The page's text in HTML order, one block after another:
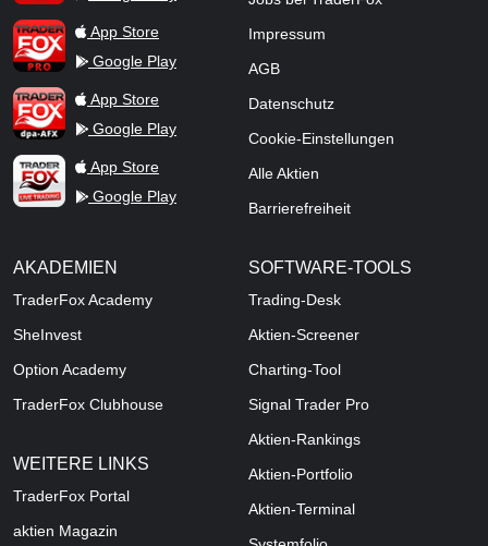
TraderFox ProApp Store
Google Play
TraderFox dpa-AFX ProFeed
App Store
Google Play
TraderFox Live Trading
App Store
Google Play
Impressum
AGB
Datenschutz
Cookie-Einstellungen
Alle Aktien
Barrierefreiheit
AKADEMIEN
TraderFox Academy
SheInvest
Option Academy
TraderFox Clubhouse
WEITERE LINKS
TraderFox Portal
aktien Magazin
SOFTWARE-TOOLS
Trading-Desk
Aktien-Screener
Charting-Tool
Signal Trader Pro
Aktien-Rankings
Aktien-Portfolio
Aktien-Terminal